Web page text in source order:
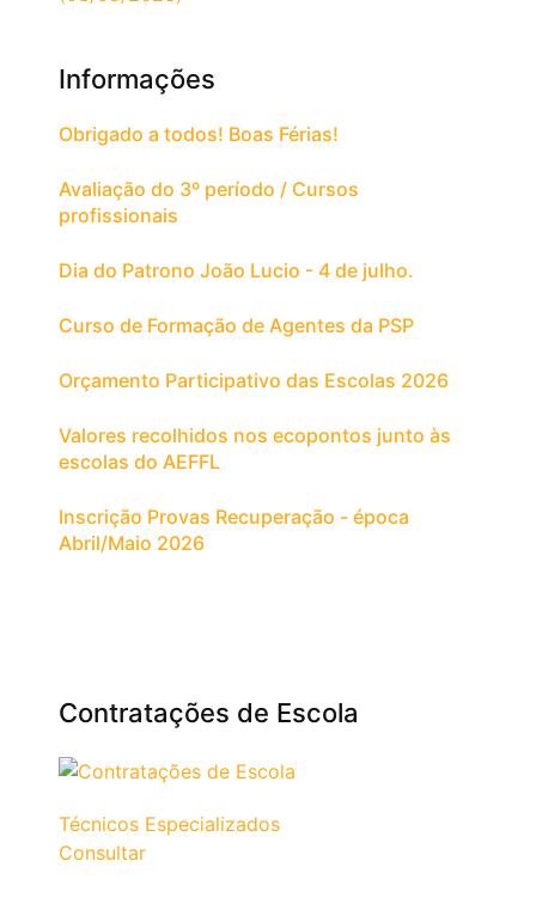
Informações
Obrigado a todos! Boas Férias!
Avaliação do 3º período / Cursos
profissionais
Dia do Patrono João Lucio - 4 de julho.
Curso de Formação de Agentes da PSP
Orçamento Participativo das Escolas 2026
Valores recolhidos nos ecopontos junto às
escolas do AEFFL
Inscrição Provas Recuperação - época
Abril/Maio 2026
Contratações de Escola
Técnicos Especializados
Consultar